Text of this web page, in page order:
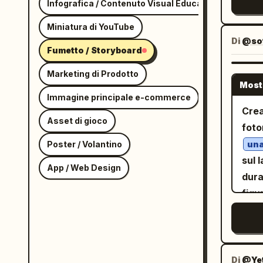
Infografica / Contenuto Visual Educativo
Miniatura di YouTube
Fumetto / Storyboard
Marketing di Prodotto
Immagine principale e-commerce
Asset di gioco
Poster / Volantino
App / Web Design
Di
sul
Di